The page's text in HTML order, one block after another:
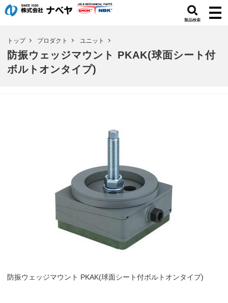
製品検索
トップ プロダクト ユニット
防振ウェッジマウント PKAK(球面シート付
ボルトオンタイプ)
防振ウェッジマウント PKAK(球面シート付ボルトオンタイプ)